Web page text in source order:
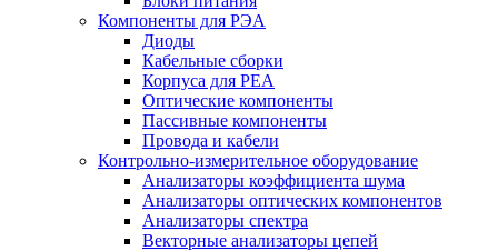
Компоненты для РЭА
Диоды
Кабельные сборки
Корпуса для РЕА
Оптические компоненты
Пассивные компоненты
Провода и кабели
Контрольно-измерительное оборудование
Анализаторы коэффициента шума
Анализаторы оптических компонентов
Анализаторы спектра
Векторные анализаторы цепей